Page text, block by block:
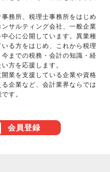
務所、税理士事務所をはじめ
サルティング会社、一般企業
心に公開しています。異業種
る方をはじめ、これから税理
までの税務・会計の知識・経
方を応援します。
業を支援している企業や資格
企業など、会計業界ならでは
す。
会員登録